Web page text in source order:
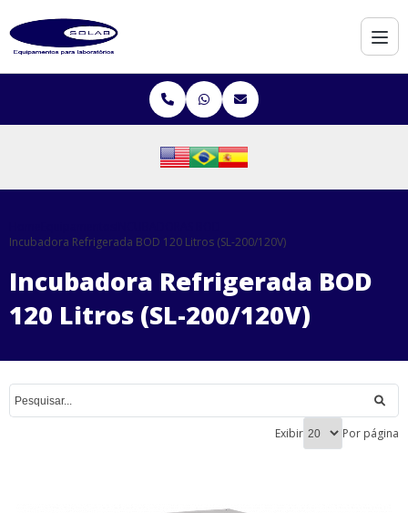
Incubadora Refrigerada BOD 120 Litros (SL-200/120V)
Incubadora Refrigerada BOD
120 Litros (SL-200/120V)
Exibir Por página